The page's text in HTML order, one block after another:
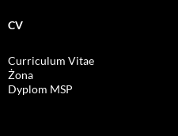
CV
Curriculum Vitae
Żona
Dyplom MSP